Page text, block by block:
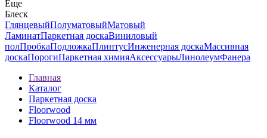
Еще
Блеск
ГлянцевыйПолуматовыйМатовый
ЛаминатПаркетная доскаВиниловый
полПробкаПодложкаПлинтусИнженерная доскаМассивная
доскаПорогиПаркетная химияАксессуарыЛинолеумФанера
Главная
Каталог
Паркетная доска
Floorwood
Floorwood 14 мм